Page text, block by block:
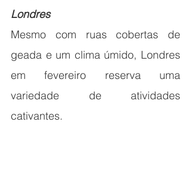
Londres
Mesmo com ruas cobertas de
geada e um clima úmido, Londres
em fevereiro reserva uma
variedade de atividades
cativantes.